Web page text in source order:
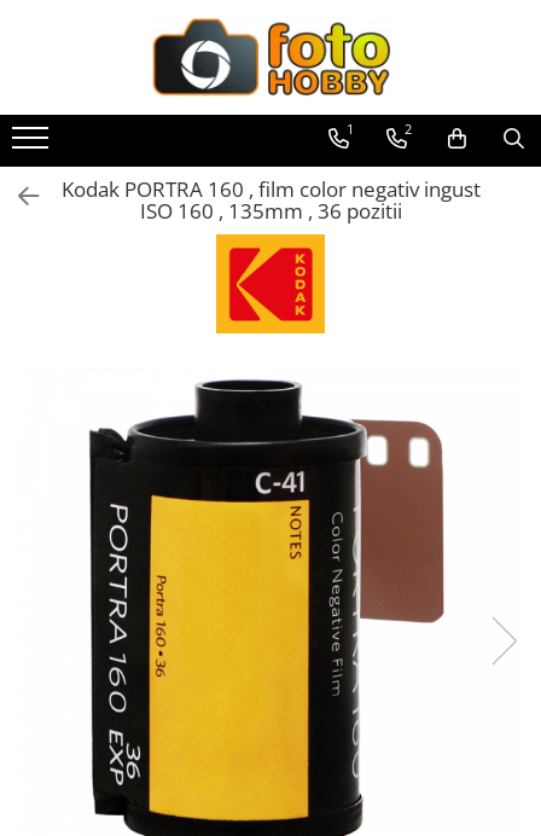
Aparate Foto
Aparate Foto Mirrorless
Aparate Foto DSLR
Obiective foto si accesorii
Obiective Mirorless
Obiective DSLR
Huse si tocuri protectie obiective
Obiective Cinematice
Teleconvertoare
Adaptoare montura / baioneta
Capace obiectiv si camera
Inele Macro
Filtre foto
Filtre Filet
Filtre tip Cokin
1 2
Kodak PORTRA 160 , film color negativ ingust
ISO 160 , 135mm , 36 pozitii